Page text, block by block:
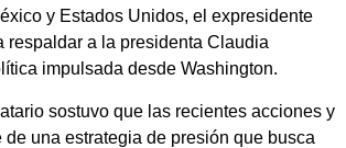
y Estados Unidos, el expresidente
respaldar a la presidenta Claudia
impulsada desde Washington.
sostuvo que las recientes acciones y
una estrategia de presión que busca